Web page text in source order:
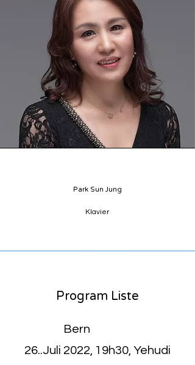
Park Sun Jung
Klavier
Program Liste
Bern
26..Juli 2022, 19h30, Yehudi